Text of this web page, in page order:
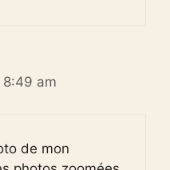
8:49 am
de mon